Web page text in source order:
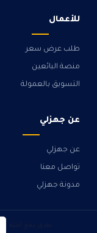
للأعمال
طلب عرض سعر
منصة البائعين
التسويق بالعمولة
عن جهزلي
عن جهزلي
تواصل معنا
مدونة جهزلي